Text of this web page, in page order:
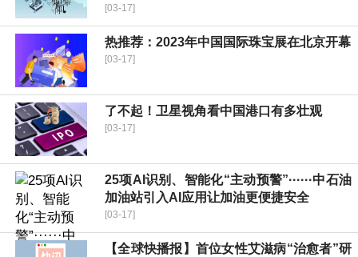
[03-17]
热推荐：2023年中国国际珠宝展在北京开幕
[03-17]
了不起！卫星视角看中国港口有多壮观
[03-17]
25项AI识别、智能化“主动预警”······中石油
加油站引入AI应用让加油更便捷安全
[03-17]
【全球快播报】首位女性艾滋病“治愈者”研